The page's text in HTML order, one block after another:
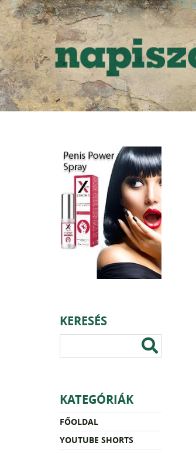
KERESÉS
KATEGÓRIÁK
FŐOLDAL
YOUTUBE SHORTS